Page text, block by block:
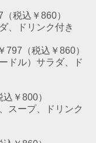
税込￥860）
、ドリンク付き
（税込￥860）
ドル） サラダ、ド
￥800）
ープ、ドリンク